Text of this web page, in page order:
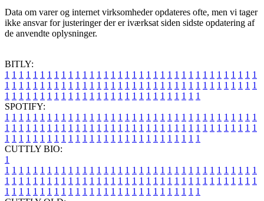
Data om varer og internet virksomheder opdateres ofte, men vi tager
ikke ansvar for justeringer der er iværksat siden sidste opdatering af
de anvendte oplysninger.
BITLY:
1 1 1 1 1 1 1 1 1 1 1 1 1 1 1 1 1 1 1 1 1 1 1 1 1 1 1 1 1 1 1 1 1 1 1 1
1 1 1 1 1 1 1 1 1 1 1 1 1 1 1 1 1 1 1 1 1 1 1 1 1 1 1 1 1 1 1 1 1 1 1 1
1 1 1 1 1 1 1 1 1 1 1 1 1 1 1 1 1 1 1 1 1 1 1 1 1 1 1 1
SPOTIFY:
1 1 1 1 1 1 1 1 1 1 1 1 1 1 1 1 1 1 1 1 1 1 1 1 1 1 1 1 1 1 1 1 1 1 1 1
1 1 1 1 1 1 1 1 1 1 1 1 1 1 1 1 1 1 1 1 1 1 1 1 1 1 1 1 1 1 1 1 1 1 1 1
1 1 1 1 1 1 1 1 1 1 1 1 1 1 1 1 1 1 1 1 1 1 1 1 1 1 1 1
CUTTLY BIO:
1
1 1 1 1 1 1 1 1 1 1 1 1 1 1 1 1 1 1 1 1 1 1 1 1 1 1 1 1 1 1 1 1 1 1 1 1
1 1 1 1 1 1 1 1 1 1 1 1 1 1 1 1 1 1 1 1 1 1 1 1 1 1 1 1 1 1 1 1 1 1 1 1
1 1 1 1 1 1 1 1 1 1 1 1 1 1 1 1 1 1 1 1 1 1 1 1 1 1 1 1